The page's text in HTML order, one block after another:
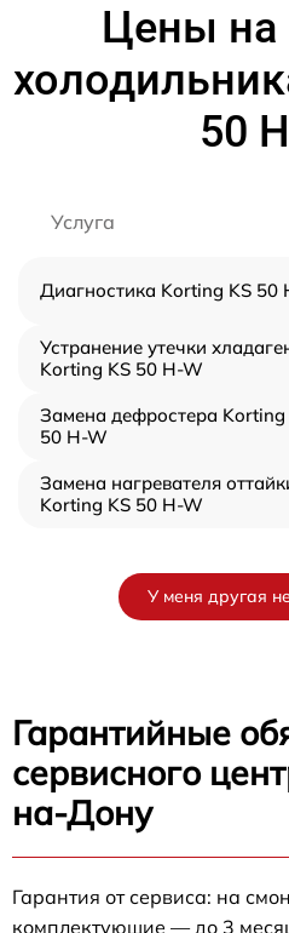
Цены на
50
Услуга
Диагностика Korting KS 50
Устранение утечки
Korting KS 50 H-W
Замена дефростера Korting
50 H-W
Замена нагревателя
Korting KS 50 H-W
У меня другая
Гарантийные
сервисного
на-Дону
Гарантия от сервиса: на
комплектующие — до 3